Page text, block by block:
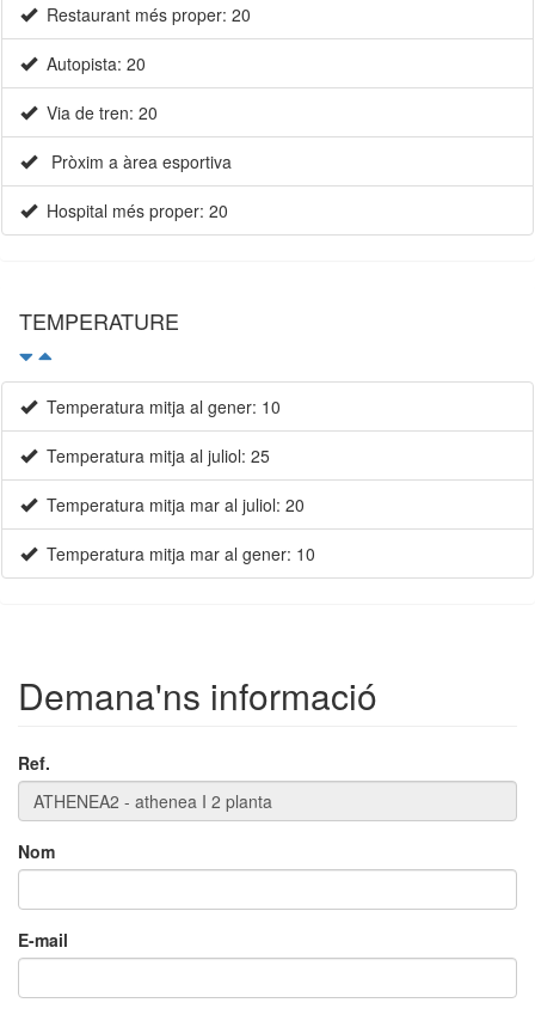
Restaurant més proper: 20
Autopista: 20
Via de tren: 20
Pròxim a àrea esportiva
Hospital més proper: 20
TEMPERATURE
Temperatura mitja al gener: 10
Temperatura mitja al juliol: 25
Temperatura mitja mar al juliol: 20
Temperatura mitja mar al gener: 10
Demana'ns informació
Ref.
Nom
E-mail